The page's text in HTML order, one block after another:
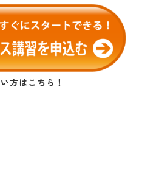
方はこちら！